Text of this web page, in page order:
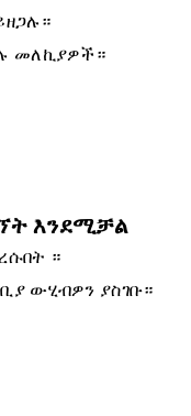
መለኪያዎች።
እንደሚቻል
።
ውሂብዎን ያስገቡ።